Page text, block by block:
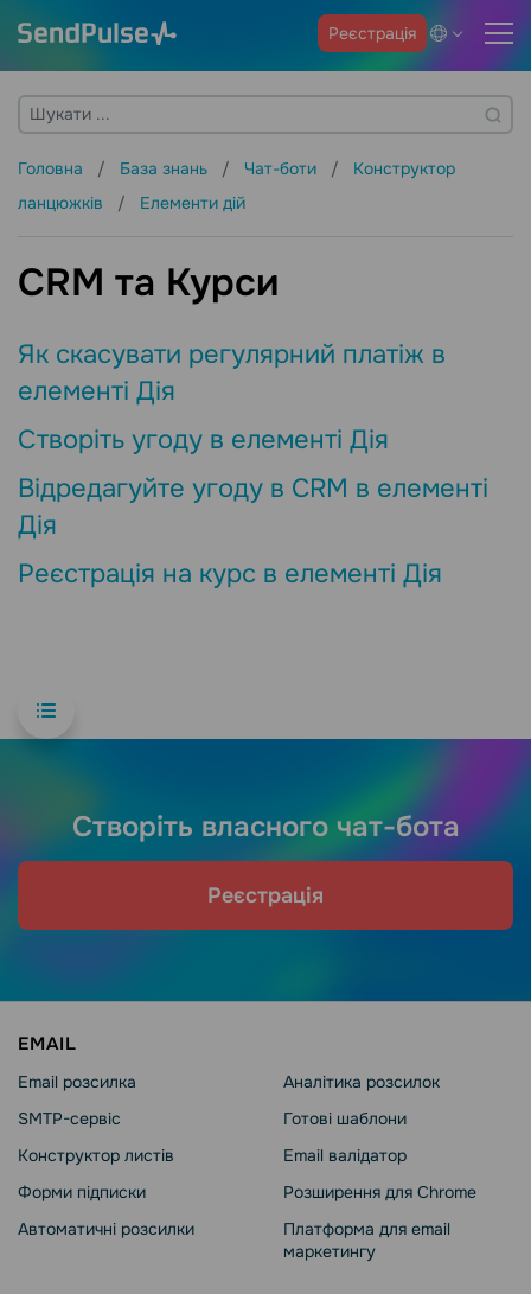
Реєстрація
Головна База знань Чат-боти
Конструктор
ланцюжків
Елементи дій
CRM та Курси
Як скасувати регулярний платіж в
елементі Дія
Створіть угоду в елементі Дія
Відредагуйте угоду в CRM в елементі
Дія
Реєстрація на курс в елементі Дія
Створіть власного чат-бота
Реєстрація
EMAIL
Email розсилка
SMTP-сервіс
Конструктор листів
Форми підписки
Автоматичні розсилки
Аналітика розсилок
Готові шаблони
Email валідатор
Розширення для Chrome
Платформа для email
маркетингу